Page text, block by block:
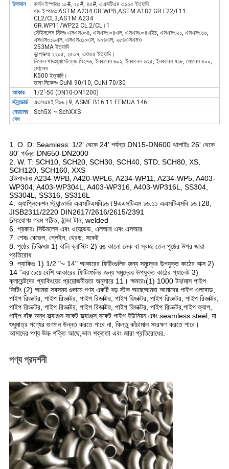
উপাদান
কার্বন ইস্পাতঃ ১০#, ২০#, ৪৫#, এএসটিএম এ১০৫ ইত্যাদি
খাদ ইস্পাতঃ ASTM A234 GR.WPB,ASTM A182 GR.F22/F11
CL2/CL3,ASTM A234
GR.WP11/WP22 CL.2/CL।1
স্টেইনলেস স্টিলঃ এসএস৩০৪, এসএস৩০৪এল, এসএস৩০৪এইচ, এসএস৩২১, এসএস৩১৬,
এসএস৩১৬এল, এসএস৩১০এস, ৯০৪এল, ২৫৪এসএমও
253MA ইত্যাদি
ডুপ্লেক্সঃ ২২০৫, ২৫০৭, এফ৫৫ ইত্যাদি।
নিকেল খাদঃহ্যাস্টেল্লয় সি২৭৬, ইনকনেল ৬০১, ইনকনেল ৬২৫, ইনকনেল ৭১৮, মোনেল ৪০০,
মোনেল
K500 ইত্যাদি।
তামা নিকেলঃ CuNi 90/10, CuNi 70/30
আকার
1/2'-50 (DN10-DN1200)
স্ট্যান্ডার্ড
এএসএমই বি১৬।9, ASME B16.11 EEMUA 146
দেয়ালের
বেধ
Sch5X ~ SchXXS
1. O. D: Seamless: 1/2' থেকে 24' পর্যন্ত DN15-DN600 ঝালাইঃ 26' থেকে
80' পর্যন্ত DN650-DN2000
2. W. T: SCH10, SCH20, SCH30, SCH40, STD, SCH80, XS,
SCH120, SCH160, XXS
3উপাদানঃ A234-WPB, A420-WPL6, A234-WP11, A234-WP5, A403-
WP304, A403-WP304L, A403-WP316, A403-WP316L, SS304,
SS304L, SS316, SS316L
4. অ্যাপ্লিকেশন স্ট্যান্ডার্ডঃ এএসটিএমবি১৬।9এএসটিএম ১৬.১১ এএসটিএমবি ১৬।28,
JISB2311/2220 DIN2617/2616/2615/2391
5সংযোগঃ গরম গঠিত, ঠান্ডা টান, welded
6. প্রকারঃ সিউমলেস এবং ওয়েল্ডেড, এলআর এবং এসআর
7. শেষঃ বেভেল, প্লেইন, থ্রেড, সকেট
8. পৃষ্ঠের চিকিত্সাঃ 1) বালি ব্লাস্টিং 2) রঙ কালো লেক বা স্বচ্ছ তেল পৃষ্ঠের উপর জারা
প্রতিরোধ
9. প্যাকিংঃ 1) 1/2 "~ 14" আকারের ফিটিংগুলির জন্য সমুদ্রের উপযুক্ত কাঠের বাক্স 2)
14 "এর চেয়ে বেশি আকারের ফিটিংগুলির জন্য সমুদ্রের উপযুক্ত কাঠের প্যালেট 3)
ক্লায়েন্টদের প্যাকিংয়ের প্রয়োজনীয়তা অনুসারে 11। ক্ষমতাঃ(1) 1000 টন/মাস পাইপ
ফিটিং (2) আমরা সবসময় গুদামে পণ্য একটি বড় স্টক আছেআমরা আমাদের পাইপ এলবোড,
পাইপ রিডাক্টর, পাইপ রিডাক্টর, পাইপ রিডাক্টর, পাইপ রিডাক্টর, পাইপ রিডাক্টর, পাইপ রিডাক্টর,
পাইপ রিডাক্টর, পাইপ রিডাক্টর, পাইপ রিডাক্টর, পাইপ রিডাক্টর, পাইপ রিডাক্টর,পাইপ ক্যাপ,
পাইপ বাঁক অন্ধ ফ্ল্যাঞ্জস সকেট ফ্ল্যাঞ্জস,সকেট পাইপ ইউনিয়ন এবং seamless steel, যা
শুধুমাত্র পণ্যের গুণমান উন্নত করতে পারে না, কিন্তু কাঁচামাল সংরক্ষণ করতে পারে।
আমাদের পণ্য উচ্চ শক্তি আছে,ভাল শক্ততা এবং জারা প্রতিরোধের.
পণ্য প্রদর্শনী